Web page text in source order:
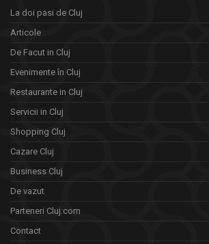
La doi pasi de Cluj
Articole
De Facut in Cluj
Evenimente în Cluj
Restaurante in Cluj
Servicii in Cluj
Shopping Cluj
Cazare Cluj
Business Cluj
De vazut
Parteneri Cluj.com
Contact